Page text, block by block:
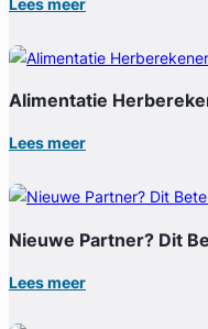
Alimentatie
Lees meer
Nieuwe Partner? Dit
Lees meer